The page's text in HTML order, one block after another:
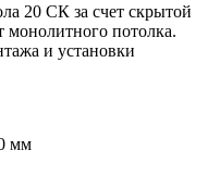
20 СК за счет скрытой
монолитного потолка.
и установки
мм